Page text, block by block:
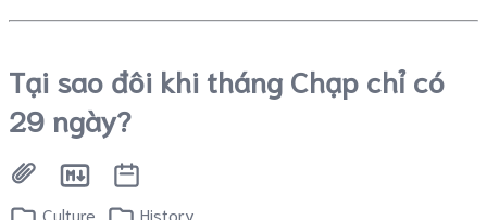
Tại sao đôi khi tháng Chạp chỉ có
29 ngày?
Culture History